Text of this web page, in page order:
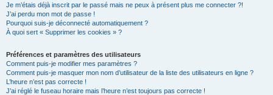
Je m’étais déjà inscrit par le passé mais ne peux à présent plus me connecter ?!
J’ai perdu mon mot de passe !
Pourquoi suis-je déconnecté automatiquement ?
À quoi sert « Supprimer les cookies » ?
Préférences et paramètres des utilisateurs
Comment puis-je modifier mes paramètres ?
Comment puis-je masquer mon nom d’utilisateur de la liste des utilisateurs en ligne ?
L’heure n’est pas correcte !
J’ai réglé le fuseau horaire mais l’heure n’est toujours pas correcte !